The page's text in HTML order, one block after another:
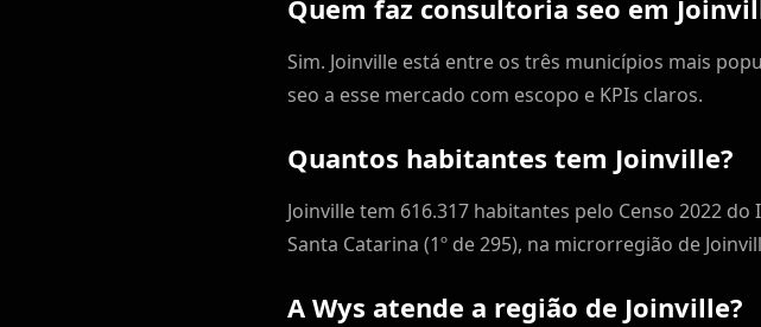
Quem faz consultoria seo em
Sim. Joinville está entre os três municípios mais
seo a esse mercado com escopo e KPIs claros.
Quantos habitantes tem Joinville?
Joinville tem 616.317 habitantes pelo Censo 2022
Santa Catarina (1º de 295), na microrregião de
A Wys atende a região de Joinville?